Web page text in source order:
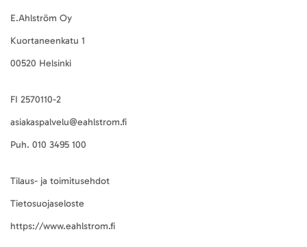
E.Ahlström Oy
Kuortaneenkatu 1
00520 Helsinki
FI 2570110-2
asiakaspalvelu@eahlstrom.fi
Puh. 010 3495 100
Tilaus- ja toimitusehdot
Tietosuojaseloste
https://www.eahlstrom.fi